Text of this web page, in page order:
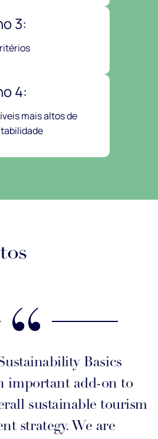
3:
4:
mais altos de
Quotation
Basics
important add-on to
sustainable tourism
strategy. We are